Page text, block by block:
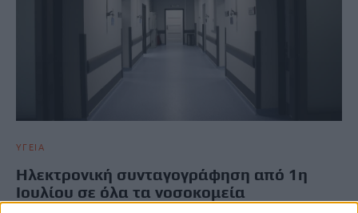
ΥΓΕΙΑ
Ηλεκτρονική συνταγογράφηση από 1η
Ιουλίου σε όλα τα νοσοκομεία